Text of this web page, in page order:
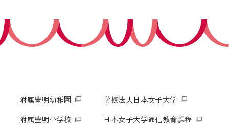
附属豊明幼稚園
附属豊明小学校
学校法人日本女子大学
日本女子大学通信教育課程